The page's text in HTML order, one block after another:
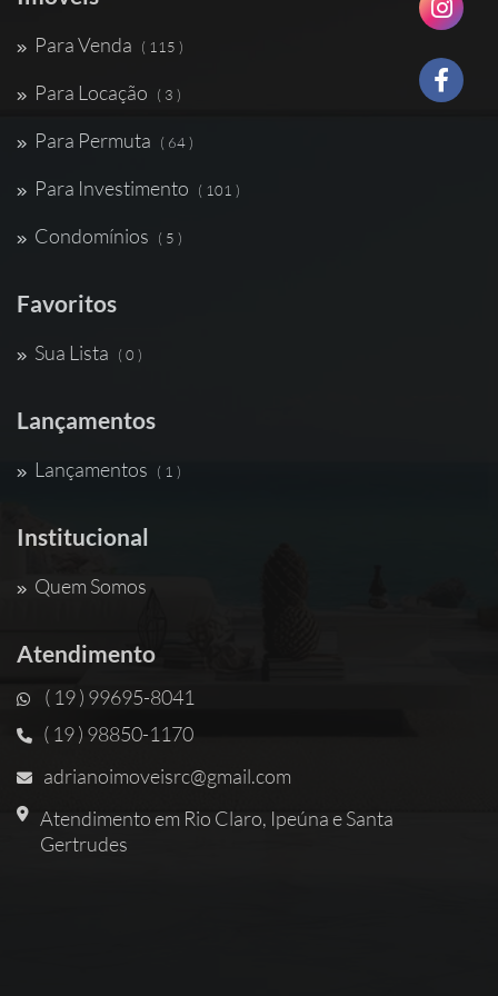
Para Venda ( 115 )
Para Locação ( 3 )
Para Permuta ( 64 )
Para Investimento ( 101 )
Condomínios ( 5 )
Favoritos
Sua Lista ( 0 )
Lançamentos
Lançamentos ( 1 )
Institucional
Quem Somos
Atendimento
( 19 ) 99695-8041
( 19 ) 98850-1170
adrianoimoveisrc@gmail.com
Atendimento em Rio Claro, Ipeúna e Santa
Gertrudes